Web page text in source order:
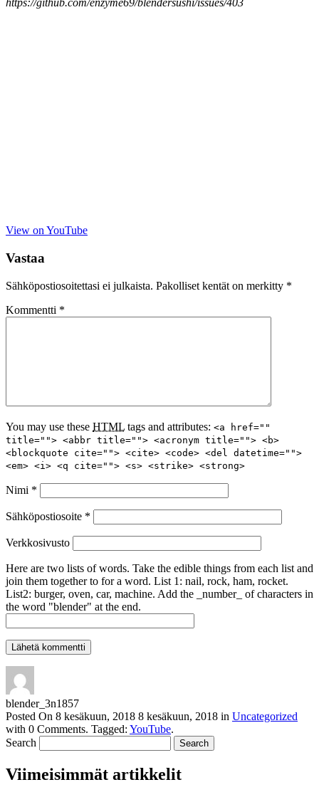
https://github.com/enzyme69/blendersushi/issues/403
View on YouTube
Vastaa
Sähköpostiosoitettasi ei julkaista. Pakolliset kentät on merkitty *
Kommentti *
You may use these HTML tags and attributes: <a href=""
title=""> <abbr title=""> <acronym title=""> <b>
<blockquote cite=""> <cite> <code> <del datetime="">
<em> <i> <q cite=""> <s> <strike> <strong>
Nimi *
Sähköpostiosoite *
Verkkosivusto
Here are two lists of words. Take the edible things from each list and
join them together to for a word. List 1: nail, rock, ham, rocket.
List2: burger, oven, car, machine. Add the _number_ of characters in
the word "blender" at the end.
blender_3n1857
Posted On 8 kesäkuun, 2018 8 kesäkuun, 2018 in Uncategorized
with 0 Comments. Tagged: YouTube.
Search
Viimeisimmät artikkelit